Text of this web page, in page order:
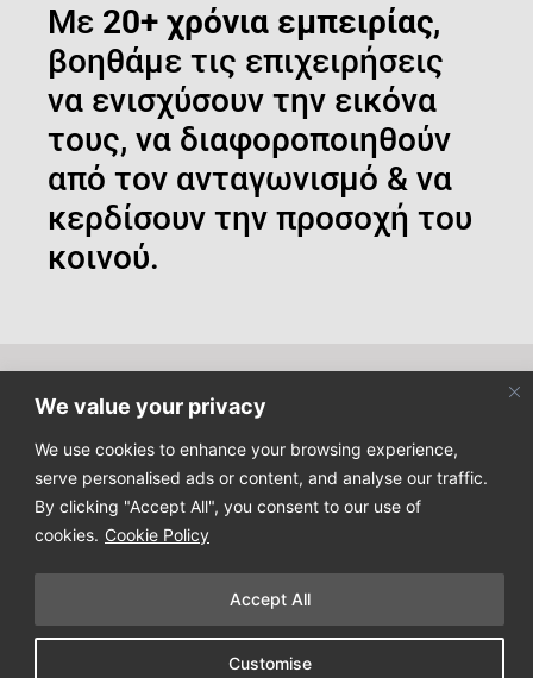
We value your privacy
We use cookies to enhance your browsing experience,
serve personalised ads or content, and analyse our traffic.
By clicking "Accept All", you consent to our use of
cookies. Cookie Policy
Customise
Accept All
Με 20+ χρόνια εμπειρίας,
βοηθάμε τις επιχειρήσεις
να ενισχύσουν την εικόνα
τους, να διαφοροποιηθούν
από τον ανταγωνισμό & να
κερδίσουν την προσοχή του
κοινού.
Κάντε εγγραφή στο newsletter μας για να μαθαίνετε τα